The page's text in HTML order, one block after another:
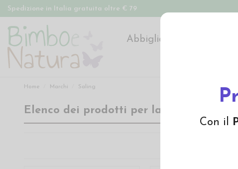
Con il
Spedizione in Italia gratuita oltre € 79
Abbigliamento
Home Marchi Saling
Elenco dei prodotti per la marca Saling